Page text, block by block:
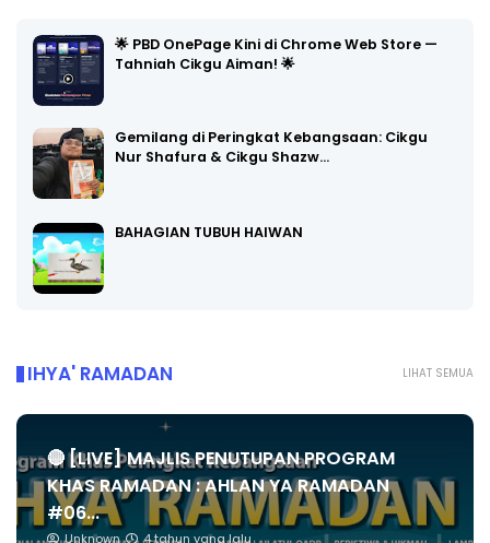
🌟 PBD OnePage Kini di Chrome Web Store —
Tahniah Cikgu Aiman! 🌟
Gemilang di Peringkat Kebangsaan: Cikgu
Nur Shafura & Cikgu Shazw…
BAHAGIAN TUBUH HAIWAN
LIHAT SEMUA
IHYA' RAMADAN
🔴 [LIVE] MAJLIS PENUTUPAN PROGRAM
KHAS RAMADAN : AHLAN YA RAMADAN
#06...
Unknown 4 tahun yang lalu